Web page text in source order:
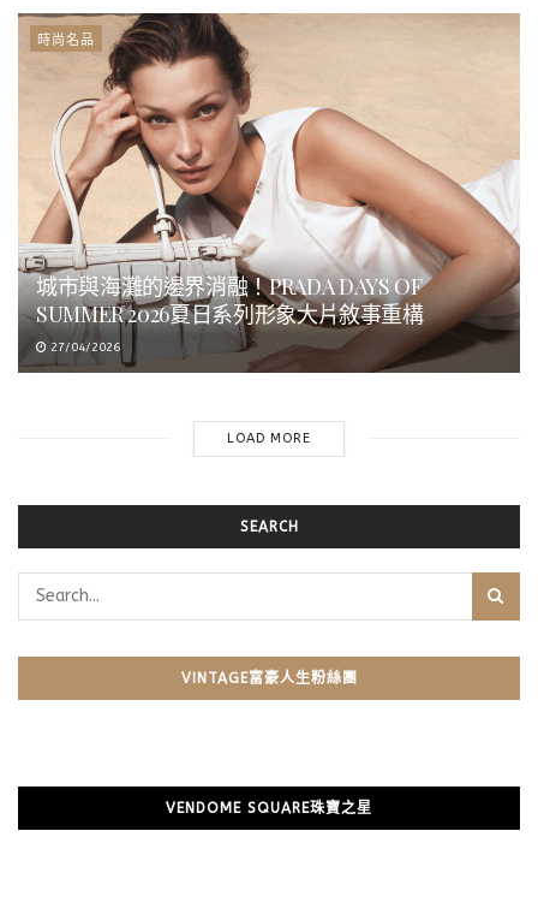
時尚名品
城市與海灘的邊界消融！PRADA DAYS OF
SUMMER 2026夏日系列形象大片敘事重構
27/04/2026
LOAD MORE
SEARCH
VINTAGE富豪人生粉絲團
VENDOME SQUARE珠寶之星